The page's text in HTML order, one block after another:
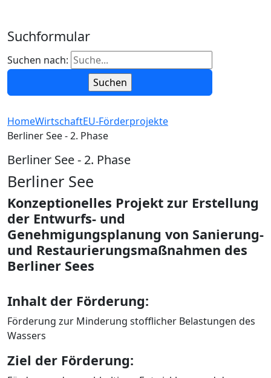
Suchformular
Suchen nach:
Berliner See - 2. Phase
HomeWirtschaftEU-Förderprojekte
Berliner See - 2. Phase
Berliner See
Konzeptionelles Projekt zur Erstellung
der Entwurfs- und
Genehmigungsplanung von Sanierung-
und Restaurierungsmaßnahmen des
Berliner Sees
Inhalt der Förderung:
Förderung zur Minderung stofflicher Belastungen des
Wassers
Ziel der Förderung: